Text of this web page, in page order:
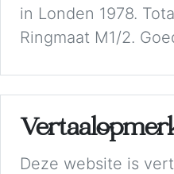
in Londen 1978.
Ringmaat M1/2.
Deze website is